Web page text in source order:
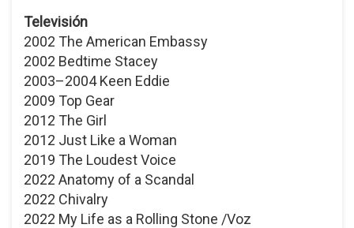
Televisión
2002 The American Embassy
2002 Bedtime Stacey
2003–2004 Keen Eddie
2009 Top Gear
2012 The Girl
2012 Just Like a Woman
2019 The Loudest Voice
2022 Anatomy of a Scandal
2022 Chivalry
2022 My Life as a Rolling Stone /Voz